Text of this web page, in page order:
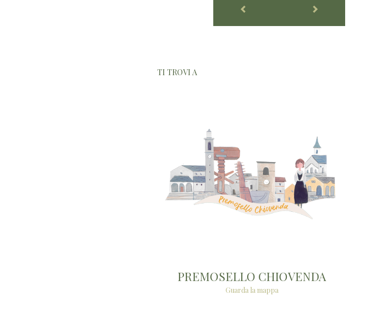
Interno della Cà Vegia a
Colloro, Premosello
TI TROVI A
PREMOSELLO CHIOVENDA
Guarda la mappa